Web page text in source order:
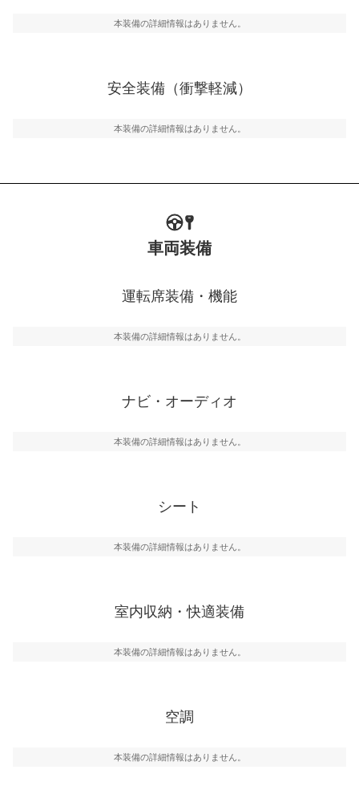
グ・アシストやサイドブラインドモニターなどが装備さ
万が一車体が衝撃を受けたときに、運転者・同乗者を守
るSRSエアバッグシステム、プリテンショナーシートベ
本装備の詳細情報はありません。
安全装備（衝撃軽減）
本装備の詳細情報はありません。
車両装備
運転席装備・機能
本装備の詳細情報はありません。
ナビ・オーディオ
本装備の詳細情報はありません。
シート
本装備の詳細情報はありません。
室内収納・快適装備
本装備の詳細情報はありません。
空調
本装備の詳細情報はありません。